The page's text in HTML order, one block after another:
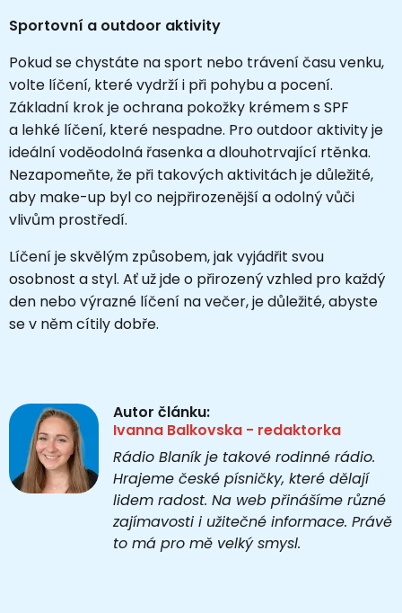
Sportovní a outdoor aktivity
Pokud se chystáte na sport nebo trávení času venku,
volte líčení, které vydrží i při pohybu a pocení.
Základní krok je ochrana pokožky krémem s SPF
a lehké líčení, které nespadne. Pro outdoor aktivity je
ideální voděodolná řasenka a dlouhotrvající rtěnka.
Nezapomeňte, že při takových aktivitách je důležité,
aby make-up byl co nejpřirozenější a odolný vůči
vlivům prostředí.
Líčení je skvělým způsobem, jak vyjádřit svou
osobnost a styl. Ať už jde o přirozený vzhled pro každý
den nebo výrazné líčení na večer, je důležité, abyste
se v něm cítily dobře.
Autor článku:
Ivanna Balkovska - redaktorka
Rádio Blaník je takové rodinné rádio.
Hrajeme české písničky, které dělají
lidem radost. Na web přinášíme různé
zajímavosti i užitečné informace. Právě
to má pro mě velký smysl.